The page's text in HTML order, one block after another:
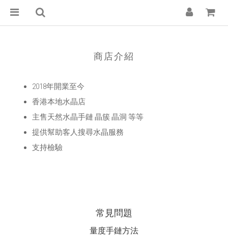
商店介紹
2018年開業至今
香港本地水晶店
主售天然水晶手鏈 晶簇 晶洞 等等
提供幫助客人搜尋水晶服務
支持檢驗
常見問題
量度手鏈方法